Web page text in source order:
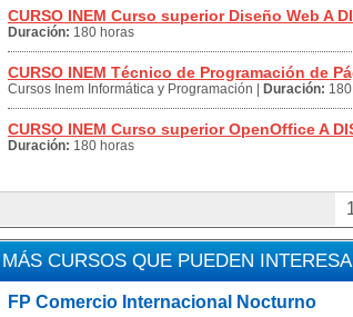
CURSO INEM Curso superior Diseño Web A
Duración: 180 horas
CURSO INEM Técnico de Programación de
Cursos Inem Informática y Programación
Duración:
CURSO INEM Curso superior OpenOffice A
Duración: 180 horas
MÁS CURSOS QUE PUEDEN
FP Comercio Internacional Nocturno